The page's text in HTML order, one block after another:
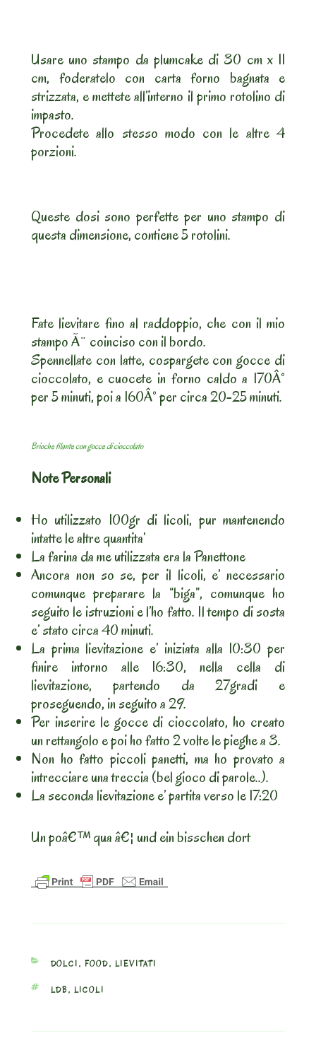
Usare uno stampo da plumcake di 30 cm x 11
cm, foderatelo con carta forno bagnata e
strizzata, e mettete all’interno il primo rotolino di
impasto.
Procedete allo stesso modo con le altre 4
porzioni.
Queste dosi sono perfette per uno stampo di
questa dimensione, contiene 5 rotolini.
Fate lievitare fino al raddoppio, che con il mio
stampo Ã¨ coinciso con il bordo.
Spennellate con latte, cospargete con gocce di
cioccolato, e cuocete in forno caldo a 170Â°
per 5 minuti, poi a 160Â° per circa 20-25 minuti.
Brioche filante con gocce di cioccolato
Note Personali
Ho utilizzato 100gr di licoli, pur mantenendo
intatte le altre quantita’
La farina da me utilizzata era la Panettone
Ancora non so se, per il licoli, e’ necessario
comunque preparare la “biga”, comunque ho
seguito le istruzioni e l’ho fatto. Il tempo di sosta
e’ stato circa 40 minuti.
La prima lievitazione e’ iniziata alla 10:30 per
finire intorno alle 16:30, nella cella di
lievitazione, partendo da 27gradi e
proseguendo, in seguito a 29.
Per inserire le gocce di cioccolato, ho creato
un rettangolo e poi ho fatto 2 volte le pieghe a 3.
Non ho fatto piccoli panetti, ma ho provato a
intrecciare una treccia (bel gioco di parole..).
La seconda lievitazione e’ partita verso le 17:20
Un poâ€™ qua â€¦ und ein bisschen dort
CATEGORIES
DOLCI , FOOD, LIEVITATI
TAGS
LDB , LICOLI